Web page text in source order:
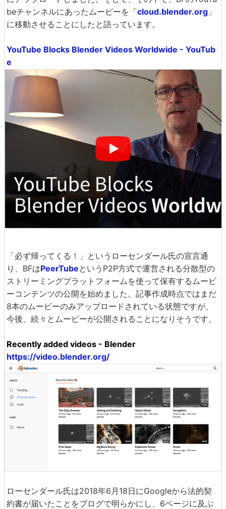
beチャンネルにあったムービーを「cloud.blender.org 」
に移動させることにしたと語っています。
YouTube Blocks Blender Videos Worldwide - YouTub
e
「必ず帰ってくる！」というローセンダール氏の宣言通
り、BFはPeerTubeというP2P方式で運営される分散型の
ストリーミングプラットフォームを使って保有するムービ
ーコンテンツの公開を始めました。記事作成時点ではまだ
8本のムービーのみアップロードされている状態ですが、
今後、続々とムービーが公開されることになりそうです。
Recently added videos - Blender
https://video.blender.org/
ローセンダール氏は2018年6月18日にGoogleから法的契
約書が届いたことをブログで明らかにし、6ページに及ぶ